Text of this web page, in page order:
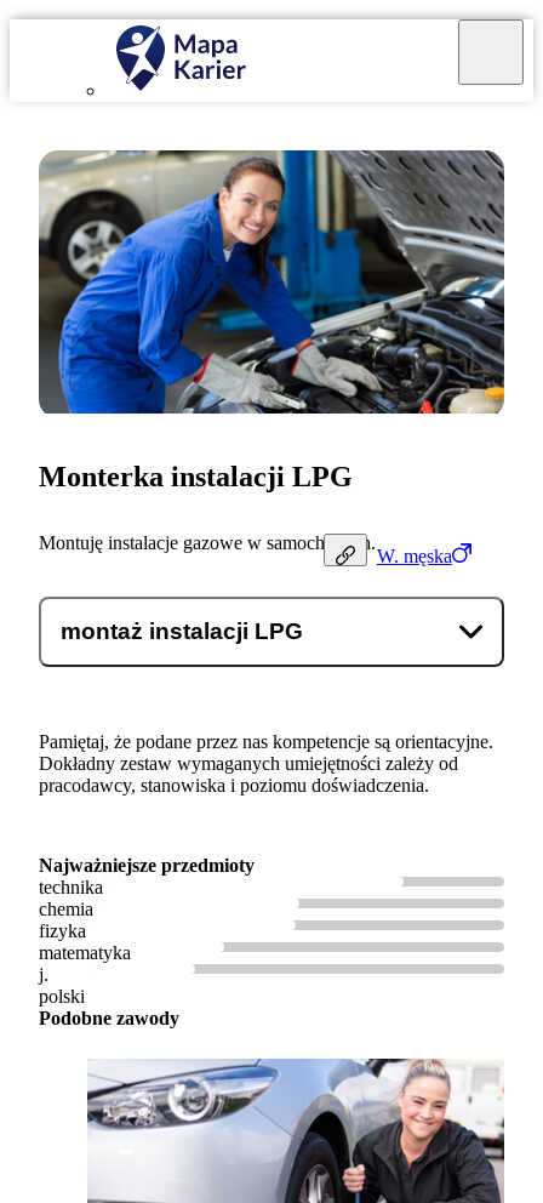
W. męska
Monterka instalacji LPG
Montuję instalacje gazowe w samochodach.
montaż instalacji LPG
Pamiętaj, że podane przez nas kompetencje są orientacyjne.
Dokładny zestaw wymaganych umiejętności zależy od
pracodawcy, stanowiska i poziomu doświadczenia.
Najważniejsze przedmioty
technika
chemia
fizyka
matematyka
j.
polski
Podobne zawody